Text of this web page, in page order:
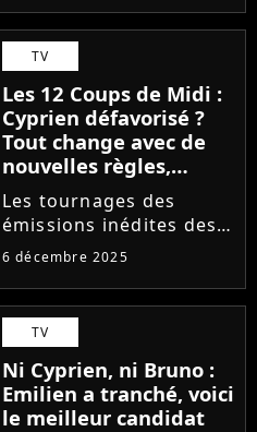
Les 12 Coups de Midi
sur TF1 ? Alors que
Cyprien n'a toujours pas
trouvé la réponse
malgré les indices...
TV
Les 12 Coups de Midi :
Cyprien défavorisé ?
Tout change avec de
nouvelles règles,
même Jean-Luc
Reichmann ne
comprend rien
Les tournages des
émissions inédites des
12 Coups de Midi ont
1ᵉʳ décembre 2025. Et
depuis quelques jours,
de nouvelles règles
auraient été mises en
place sur le plateau....
6 décembre 2025
TV
Ni Cyprien, ni Bruno :
Emilien a tranché, voici
le meilleur candidat